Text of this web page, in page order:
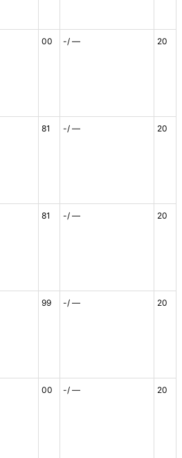
00 -/ — 20
81 -/ — 20
81 -/ — 20
99 -/ — 20
00 -/ — 20